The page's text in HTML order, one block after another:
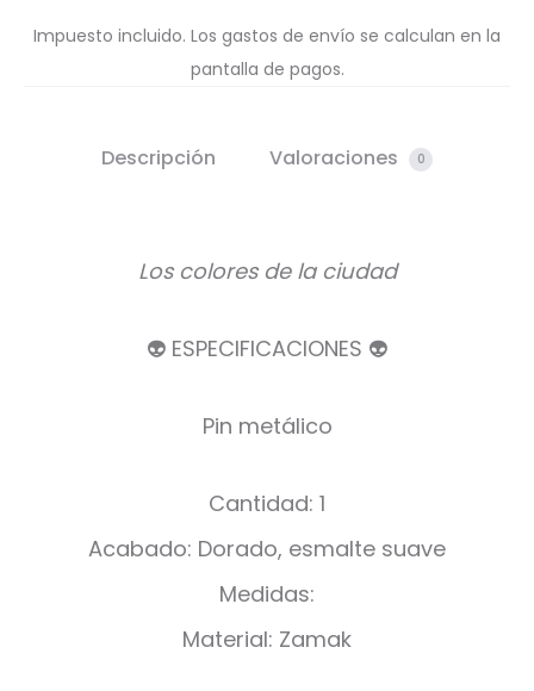
Impuesto incluido. Los gastos de envío se calculan en la
pantalla de pagos.
Descripción Valoraciones 0
Los colores de la ciudad
👽 ESPECIFICACIONES 👽
Pin metálico
Cantidad: 1
Acabado: Dorado, esmalte suave
Medidas:
Material: Zamak